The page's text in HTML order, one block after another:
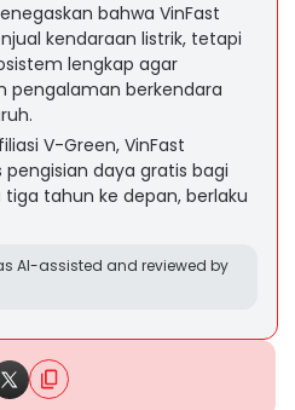
bahwa VinFast
kendaraan listrik, tetapi
lengkap agar
pengalaman berkendara
V-Green, VinFast
daya gratis bagi
tahun ke depan, berlaku
AI-assisted and reviewed by